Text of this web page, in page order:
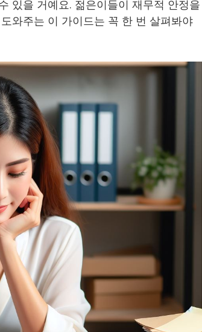
있을 거예요. 젊은이들이 재무적 안정을
와주는 이 가이드는 꼭 한 번 살펴봐야